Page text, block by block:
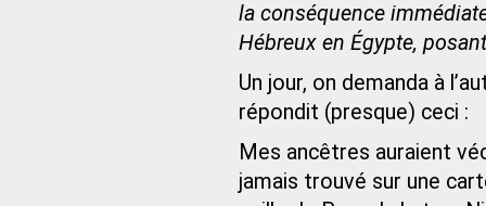
la conséquence
Hébreux en Égypte,
Un jour, on demanda à
répondit (presque) ceci :
Mes ancêtres auraient
jamais trouvé sur une